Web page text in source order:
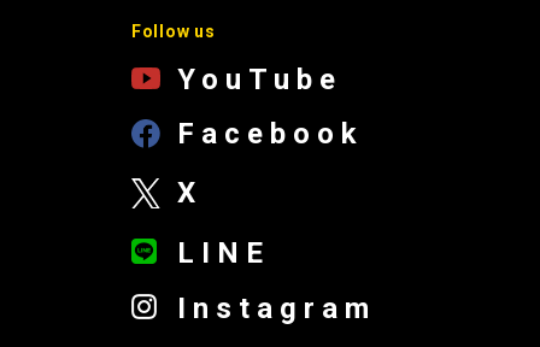
Follow us
YouTube
Facebook
X
LINE
Instagram